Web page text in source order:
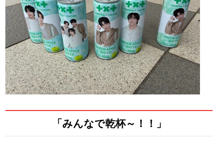
「みんなで乾杯～！！」